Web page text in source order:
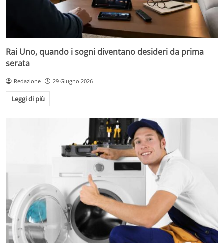
Rai Uno, quando i sogni diventano desideri da prima
serata
Redazione 29 Giugno 2026
Leggi di più